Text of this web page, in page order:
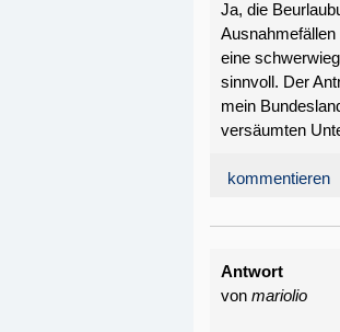
Ja, die
eine
sinnvoll. Der
mein
versäumten
kommentieren
Antwort
von mariolio